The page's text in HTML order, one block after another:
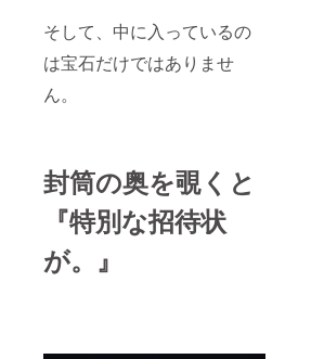
そして、中に入っているの
は宝石だけではありませ
ん。
封筒の奥を覗くと
『特別な招待状
が。』